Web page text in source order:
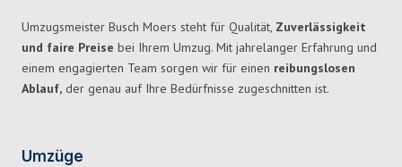
Umzugsmeister Busch Moers steht für Qualität, Zuverlässigkeit
und faire Preise bei Ihrem Umzug. Mit jahrelanger Erfahrung und
einem engagierten Team sorgen wir für einen reibungslosen
Ablauf, der genau auf Ihre Bedürfnisse zugeschnitten ist.
Umzüge